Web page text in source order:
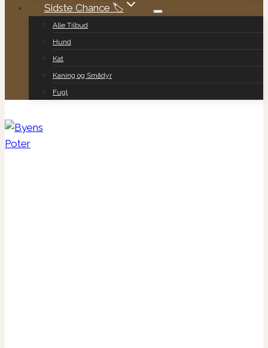
Sidste Chance 🏷️
Alle Tilbud
Hund
Kat
Kaning og Smådyr
Fugl